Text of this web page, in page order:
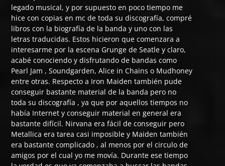
legado musical, y por supuesto en poco tiempo me
hice con copias en mc de toda su discografía, compré
libros con la biografía de la banda y uno con las
letras traducidas. Estos hicieron que comenzara a
interesarme por la escena Grunge de Seatle y claro,
acabé conociendo y disfrutando de bandas como
Pearl Jam , Soundgarden, Alice in Chains o Mudhoney
entre otras. Respecto a Iron Maiden también pude
conseguir bastante material de la banda pero no
toda su discografía , ya que por aquellos tiempos no
había Internet y conseguir material en general era
bastante difícil. Nirvana era fácil de conseguir pero
Metallica era tarea casi imposible y Maiden también
era bastante complicado , al menos por el circulo de
amigos por el cual yo me movía. Durante ese tiempo